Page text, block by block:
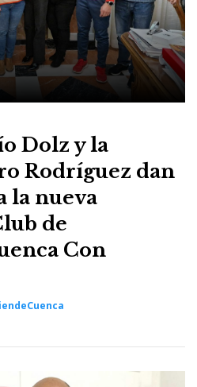
Dolz y la
Rodríguez dan
la nueva
de
Con